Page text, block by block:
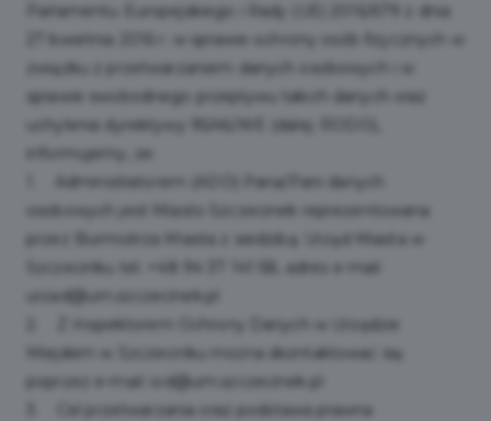
Parlamentu Europejskiego i Rady (UE) 2016/679 z dnia
27 kwietnia 2016 r. w sprawie ochrony osób fizycznych w
związku z przetwarzaniem danych osobowych i w
sprawie swobodnego przepływu takich danych oraz
uchylenia dyrektywy 95/46/WE (dalej: RODO),
informujemy, że:
1. Administratorem (ADO) Pana/Pani danych
osobowych jest Miasto Szczecinek reprezentowana
przez Burmistrza Miasta z siedzibą: Urząd Miasta w
Szczecinku tel. +48 94 37 141 58, adres e mail:
urzad@um.szczecinek.pl
2. Z Inspektorem Ochrony Danych w Urzędzie
Miejskim w Szczecinku można skontaktować się
poprzez e-mail: iod@um.szczecinek.pl
3. Cel przetwarzania oraz podstawa prawna